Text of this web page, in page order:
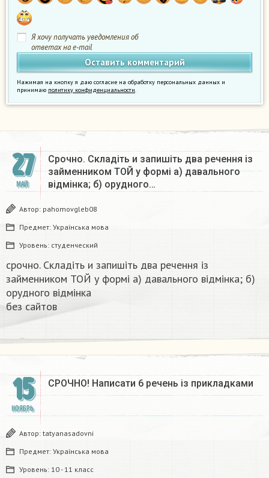
Я хочу получать уведомления об
ответах на e-mail
Нажимая на кнопку я даю согласие на обработку персональных данных и
принимаю политику конфиденциальности.
27
МАЙ
Срочно. Складіть и запишіть два речення із
займенником ТОЙ у формі а) давального
відмінка; б) орудного…
Автор: pahomovgleb08
Предмет: Українська мова
Уровень: студенческий
срочно. Складіть и запишіть два речення із
займенником ТОЙ у формі а) давального відмінка; б)
орудного відмінка
без сайтов
15
НОЯБРЬ
СРОЧНО! Написати 6 речень із прикладками​
Автор: tatyanasadovni
Предмет: Українська мова
Уровень: 10 - 11 класс